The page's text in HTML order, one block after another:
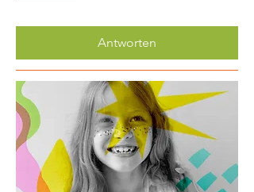
Antworten